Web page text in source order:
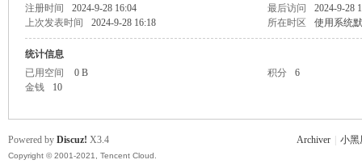
注册时间
2024-9-28 16:04 最后访问
2024-9-28
上次发表时间
2024-9-28 16:18 所在时区 使用系统
统计信息
已用空间
0 B 积分
6
金钱
10
Archiver 小黑
Powered by Discuz! X3.4
Copyright © 2001-2021, Tencent Cloud.